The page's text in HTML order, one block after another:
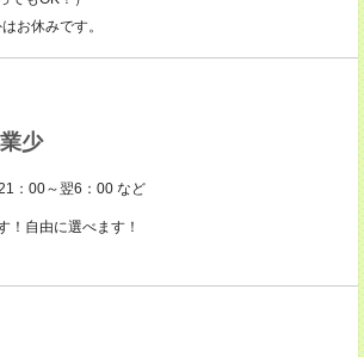
お休みです。
少
：00～翌6：00 など
！自由に選べます！